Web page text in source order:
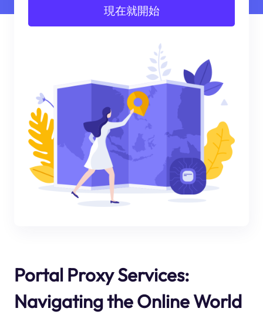
現在就開始
Portal Proxy Services:
Navigating the Online World